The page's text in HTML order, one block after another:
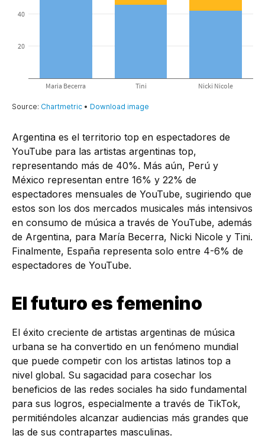
Argentina es el territorio top en espectadores de
YouTube para las artistas argentinas top,
representando más de 40%. Más aún, Perú y
México representan entre 16% y 22% de
espectadores mensuales de YouTube, sugiriendo que
estos son los dos mercados musicales más intensivos
en consumo de música a través de YouTube, además
de Argentina, para María Becerra, Nicki Nicole y Tini.
Finalmente, España representa solo entre 4-6% de
espectadores de YouTube.
El futuro es femenino
El éxito creciente de artistas argentinas de música
urbana se ha convertido en un fenómeno mundial
que puede competir con los artistas latinos top a
nivel global. Su sagacidad para cosechar los
beneficios de las redes sociales ha sido fundamental
para sus logros, especialmente a través de TikTok,
permitiéndoles alcanzar audiencias más grandes que
las de sus contrapartes masculinas.